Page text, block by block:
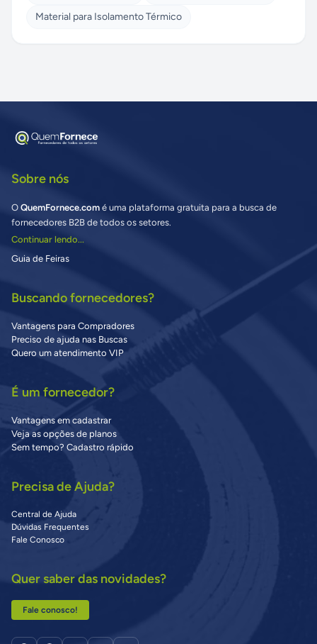
Material para Isolamento Térmico
Sobre nós
O QuemFornece.com é uma plataforma gratuita para a busca de
fornecedores B2B de todos os setores.
Continuar lendo...
Guia de Feiras
Buscando fornecedores?
Vantagens para Compradores
Preciso de ajuda nas Buscas
Quero um atendimento VIP
É um fornecedor?
Vantagens em cadastrar
Veja as opções de planos
Sem tempo? Cadastro rápido
Precisa de Ajuda?
Central de Ajuda
Dúvidas Frequentes
Fale Conosco
Quer saber das novidades?
Fale conosco!